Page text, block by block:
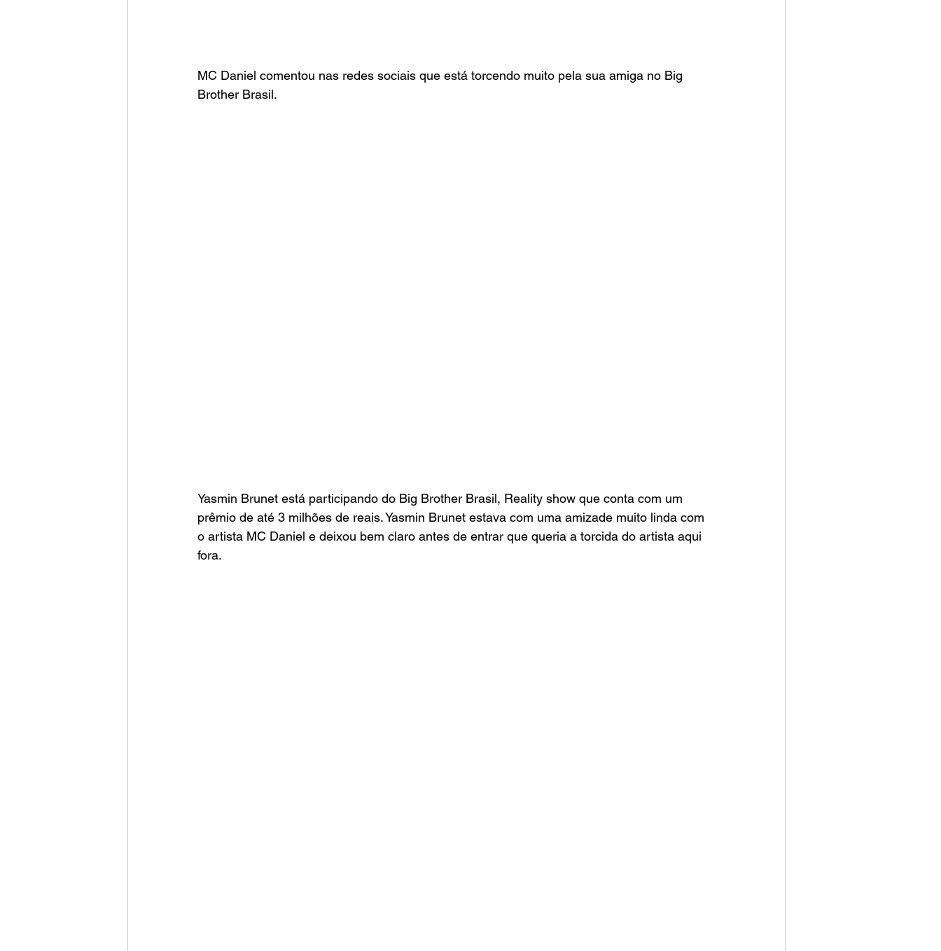
MC Daniel comentou nas redes sociais que está torcendo muito pela sua amiga no Big
Brother Brasil.
Yasmin Brunet está participando do Big Brother Brasil, Reality show que conta com um
prêmio de até 3 milhões de reais. Yasmin Brunet estava com uma amizade muito linda com
o artista MC Daniel e deixou bem claro antes de entrar que queria a torcida do artista aqui
fora.